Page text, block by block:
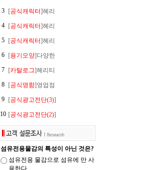
3 [공식캐릭터]헤리
4
[공식캐릭터]헤리
5
[공식캐릭터]헤리
6
[용기모양]다양한
7
[카탈로그]헤리티
8
[공식명함]영업점
9
[공식광고전단(3)]
10 [공식광고전단(2)]
섬유전용물감의 특성이 아닌 것은?
섬유전용 물감으로 섬유에 만 사
용한다.